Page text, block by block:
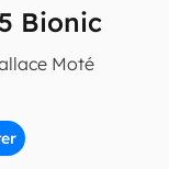
Bionic
Moté